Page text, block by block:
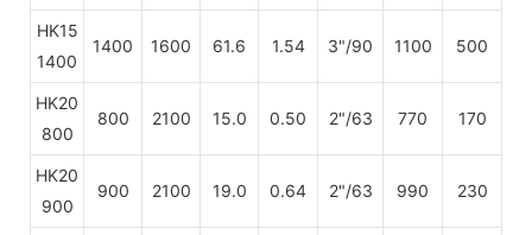
HK15
1400
1400 1600 61.6 1.54 3"/90 1100 500
HK20
800
800 2100 15.0 0.50 2"/63 770 170
HK20
900
900 2100 19.0 0.64 2"/63 990 230